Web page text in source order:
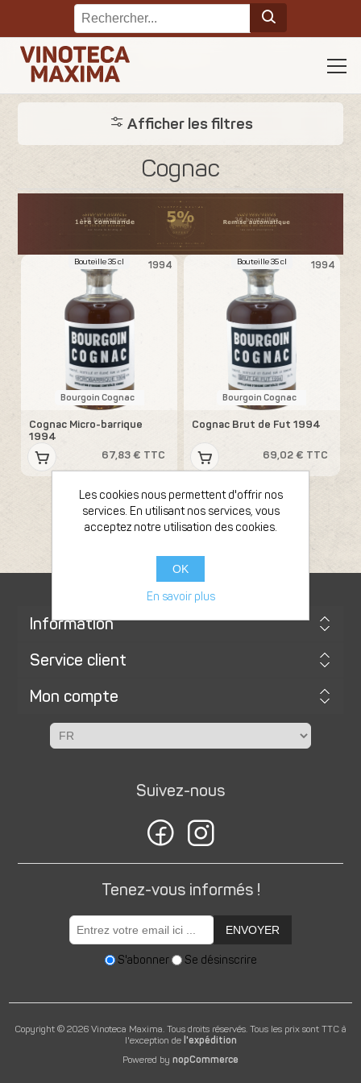
Afficher les filtres
Cognac
1994
Bouteille 35 cl
Bourgoin Cognac
Cognac Micro-barrique
1994
67,83 € TTC
1994
Bouteille 35 cl
Bourgoin Cognac
Cognac Brut de Fut 1994
69,02 € TTC
Information
Service client
Mon compte
Suivez-nous
Tenez-vous informés !
ENVOYER
S'abonner Se désinscrire
Copyright © 2026 Vinoteca Maxima. Tous droits réservés. Tous les prix sont TTC à
l'exception de l'expédition
Powered by nopCommerce
Les cookies nous permettent d'offrir nos
services. En utilisant nos services, vous
acceptez notre utilisation des cookies.
OK
En savoir plus